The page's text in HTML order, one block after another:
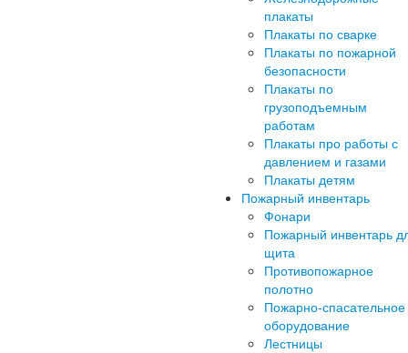
плакаты
Плакаты по сварке
Плакаты по пожарной
безопасности
Плакаты по
грузоподъемным
работам
Плакаты про работы с
давлением и газами
Плакаты детям
Пожарный инвентарь
Фонари
Пожарный инвентарь
щита
Противопожарное
полотно
Пожарно-спасательное
оборудование
Лестницы